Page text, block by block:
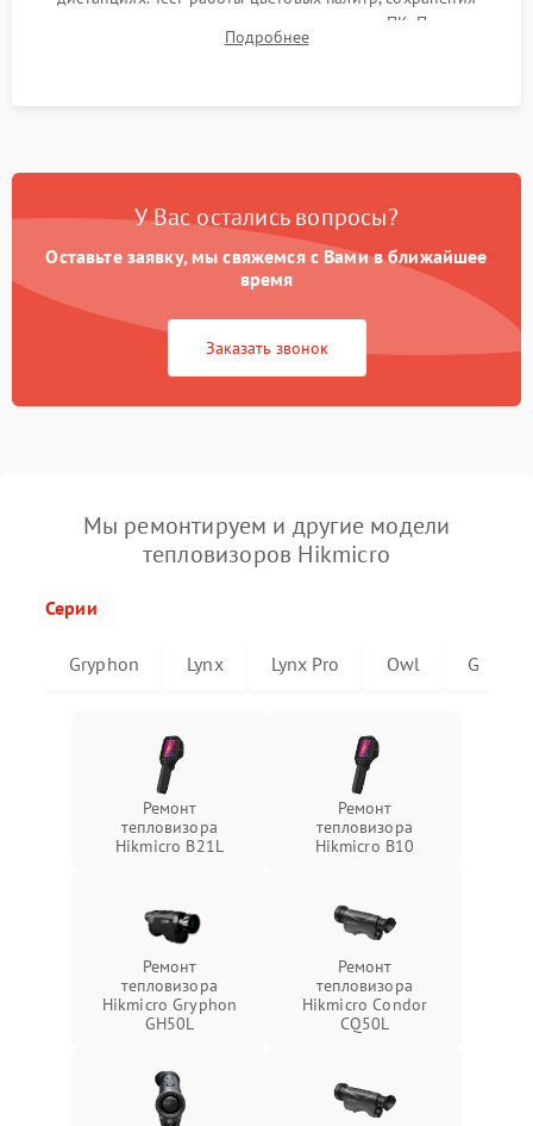
термограмм в память и передачи данных на ПК. Проверка
автономности работы и итоговый контроль качества.
Подробнее
У Вас остались вопросы?
Оставьте заявку, мы свяжемся с Вами в ближайшее
время
Заказать звонок
Мы ремонтируем и другие модели
тепловизоров Hikmicro
Серии
Gryphon Lynx Lynx Pro Owl G
Ремонт
тепловизора
Hikmicro B21L
Ремонт
тепловизора
Hikmicro B10
Ремонт
тепловизора
Hikmicro Gryphon
GH50L
Ремонт
тепловизора
Hikmicro Condor
CQ50L